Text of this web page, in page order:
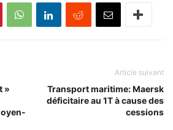
»
Article suivant
Transport maritime: Maersk
déficitaire au 1T à cause des
cessions